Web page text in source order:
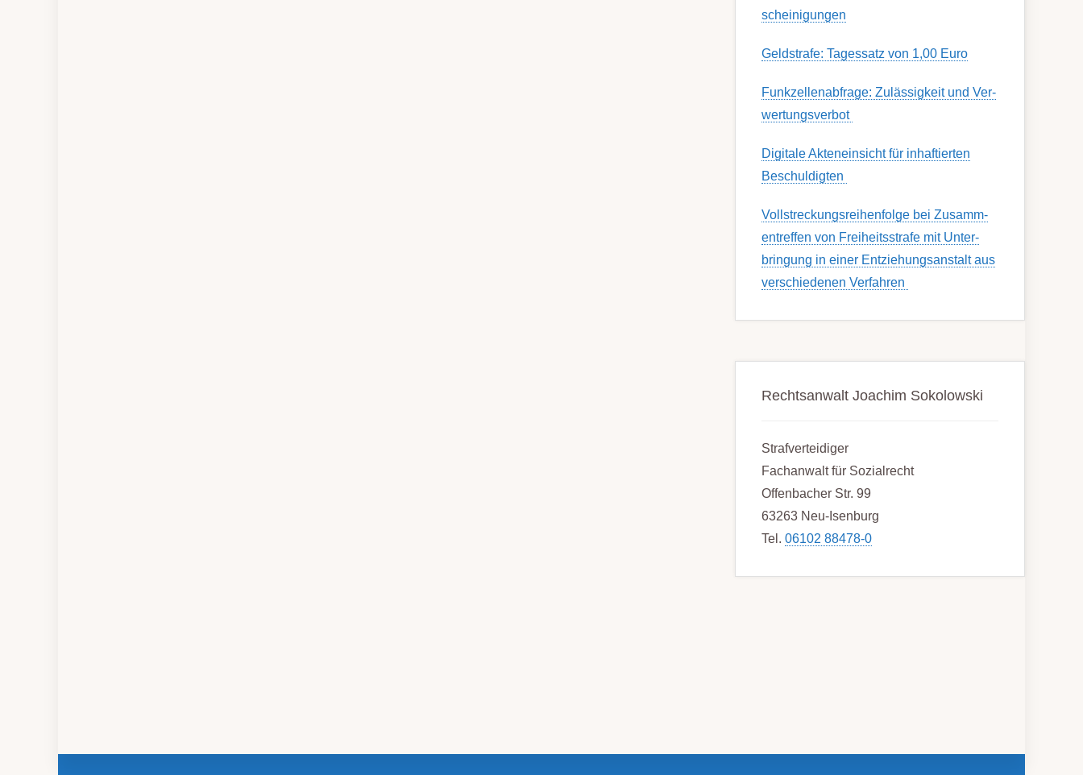
schein­igung­en
Geldstrafe: Tagessatz von 1,00 Euro
Funk­zell­en­ab­fra­ge: Zu­lässig­keit und Ver­
wert­ungs­ver­bot
Digitale Akteneinsicht für inhaftierten
Beschuldigten
Voll­streckungs­­­reihenfolge bei Zusamm­­
en­treffen von Frei­heits­strafe mit Unter­
bring­ung in einer Ent­ziehungs­anstalt aus
ver­schied­enen Ver­fahren
Rechtsanwalt Joachim Sokolowski
Strafverteidiger
Fachanwalt für Sozialrecht
Offenbacher Str. 99
63263 Neu-Isenburg
Tel. 06102 88478-0